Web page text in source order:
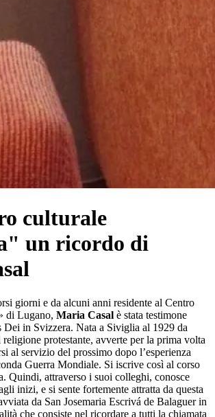
culturale
un ricordo di
giorni e da alcuni anni residente al Centro
di Lugano, Maria Casal è stata testimone
Dei in Svizzera. Nata a Siviglia al 1929 da
protestante, avverte per la prima volta
al servizio del prossimo dopo l’esperienza
Guerra Mondiale. Si iscrive così al corso
Quindi, attraverso i suoi colleghi, conosce
inizi, e si sente fortemente attratta da questa
da San Josemaria Escrivá de Balaguer in
che consiste nel ricordare a tutti la chiamata